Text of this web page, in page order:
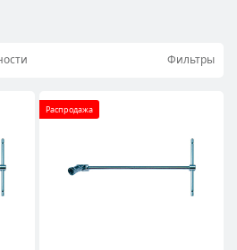
Фильтры
Распродажа